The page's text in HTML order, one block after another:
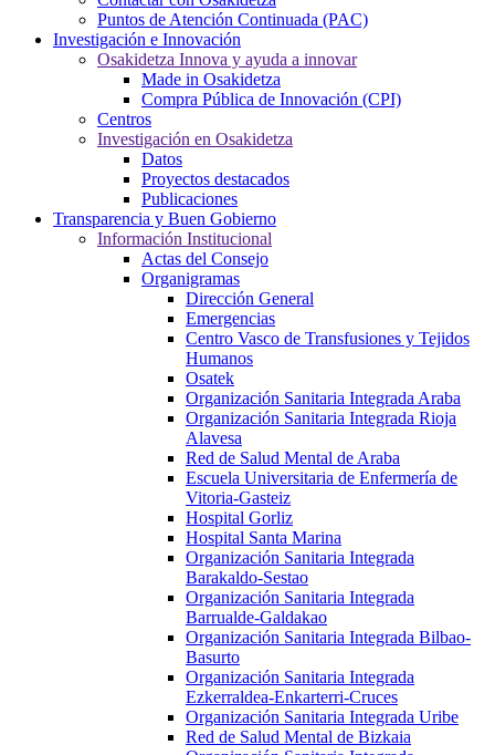
Puntos de Atención Continuada (PAC)
Investigación e Innovación
Osakidetza Innova y ayuda a innovar
Made in Osakidetza
Compra Pública de Innovación (CPI)
Centros
Investigación en Osakidetza
Datos
Proyectos destacados
Publicaciones
Transparencia y Buen Gobierno
Información Institucional
Actas del Consejo
Organigramas
Dirección General
Emergencias
Centro Vasco de Transfusiones y Tejidos
Humanos
Osatek
Organización Sanitaria Integrada Araba
Organización Sanitaria Integrada Rioja
Alavesa
Red de Salud Mental de Araba
Escuela Universitaria de Enfermería de
Vitoria-Gasteiz
Hospital Gorliz
Hospital Santa Marina
Organización Sanitaria Integrada
Barakaldo-Sestao
Organización Sanitaria Integrada
Barrualde-Galdakao
Organización Sanitaria Integrada Bilbao-
Basurto
Organización Sanitaria Integrada
Ezkerraldea-Enkarterri-Cruces
Organización Sanitaria Integrada Uribe
Red de Salud Mental de Bizkaia